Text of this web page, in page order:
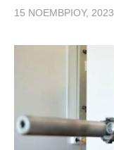
15 ΝΟΕΜΒΡΊΟΥ, 2023